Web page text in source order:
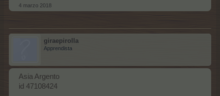
4 marzo 2018
giraepirolla
Apprendista
Asia Argento
id 47108424